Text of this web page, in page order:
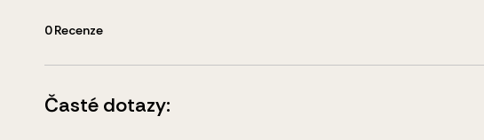
0 Recenze
Časté dotazy: